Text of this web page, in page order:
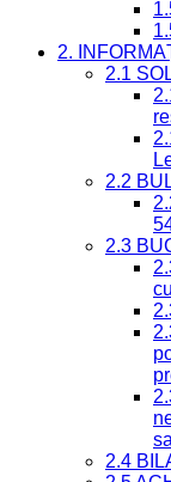
2.
2.1
2.2
2.3
2.4